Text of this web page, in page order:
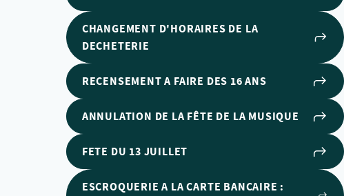
CHANGEMENT D'HORAIRES DE LA
DECHETERIE
RECENSEMENT A FAIRE DES 16 ANS
ANNULATION DE LA FÊTE DE LA MUSIQUE
FETE DU 13 JUILLET
ESCROQUERIE A LA CARTE BANCAIRE :